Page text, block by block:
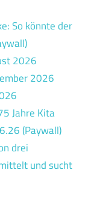
So könnte der
2026
2026
Jahre Kita
(Paywall)
drei
und sucht